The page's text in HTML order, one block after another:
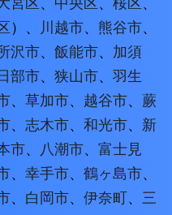
）、 川越市、 熊谷市、
沢市、 飯能市、 加須
部市、 狭山市、 羽生
、 草加市、 越谷市、 蕨
、 志木市、 和光市、 新
市、 八潮市、 富士見
、 幸手市、 鶴ヶ島市、
、 白岡市、 伊奈町、 三